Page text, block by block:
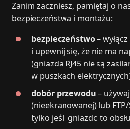
Zanim zaczniesz, pamiętaj o
bezpieczeństwa i montażu:
bezpieczeństwo–
i upewnij się, że nie ma
(gniazda RJ45 nie są
w puszkach
dobór przewodu –
(nieekranowanej) lub
tylko jeśli gniazdo to